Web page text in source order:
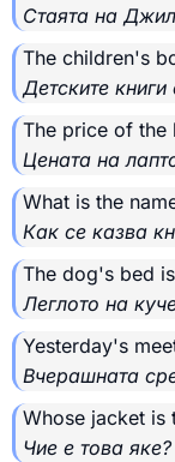
Стаята на
The children's
Детските
The price of the
Цената на
What is the
Как се казва
The dog's bed
Леглото на
Yesterday's
Вчерашната
Whose jacket is
Чие е това